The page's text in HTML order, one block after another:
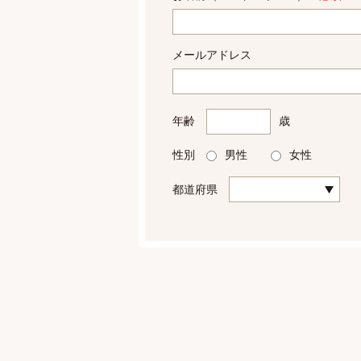
メールアドレス
年齢 歳
性別 男性 女性
都道府県